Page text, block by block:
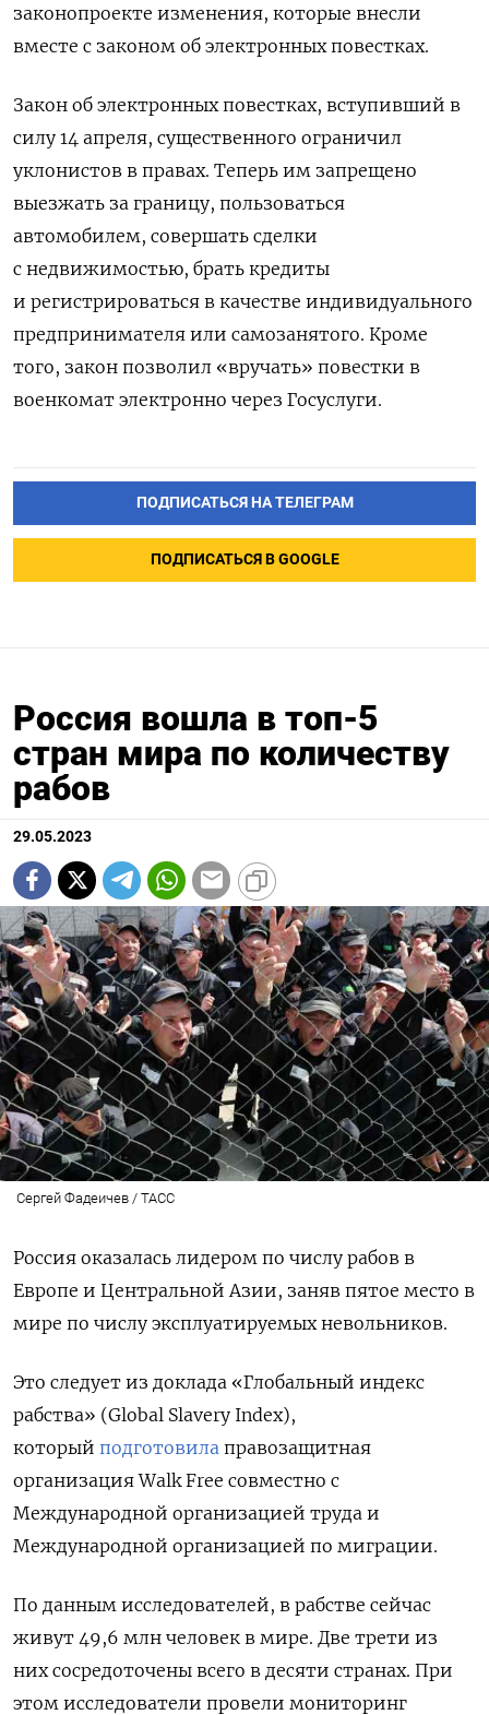
законопроекте изменения, которые внесли
вместе с законом об электронных повестках.
Закон об электронных повестках, вступивший в
силу 14 апреля, существенного ограничил
уклонистов в правах. Теперь им запрещено
выезжать за границу, пользоваться
автомобилем, совершать сделки
с недвижимостью, брать кредиты
и регистрироваться в качестве индивидуального
предпринимателя или самозанятого. Кроме
того, закон позволил «вручать» повестки в
военкомат электронно через Госуслуги.
ПОДПИСАТЬСЯ НА ТЕЛЕГРАМ
ПОДПИСАТЬСЯ В GOOGLE
Россия вошла в топ-5
стран мира по количеству
рабов
29.05.2023
Сергей Фадеичев / ТАСС
Россия оказалась лидером по числу рабов в
Европе и Центральной Азии, заняв пятое место в
мире по числу эксплуатируемых невольников.
Это следует из доклада «Глобальный индекс
рабства» (Global Slavery Index),
который подготовила правозащитная
организация Walk Free совместно с
Международной организацией труда и
Международной организацией по миграции.
По данным исследователей, в рабстве сейчас
живут 49,6 млн человек в мире. Две трети из
них сосредоточены всего в десяти странах. При
этом исследователи провели мониторинг